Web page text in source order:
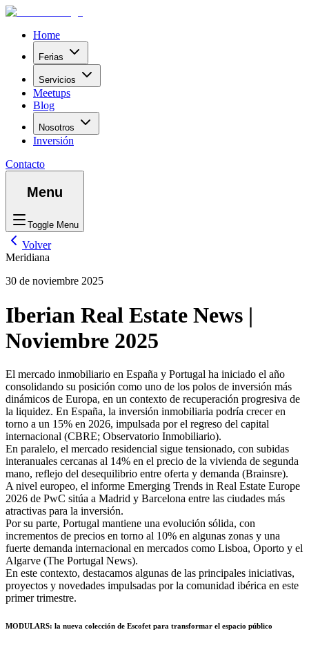
Home
Ferias
Servicios
Meetups
Blog
Nosotros
Inversión
Contacto
Menu
Toggle Menu
Volver
Meridiana
30 de noviembre 2025
Iberian Real Estate News |
Noviembre 2025
El mercado inmobiliario en España y Portugal ha iniciado el año
consolidando su posición como uno de los polos de inversión más
dinámicos de Europa, en un contexto de recuperación progresiva de
la liquidez. En España, la inversión inmobiliaria podría crecer en
torno a un 15% en 2026, impulsada por el regreso del capital
internacional (CBRE; Observatorio Inmobiliario).
En paralelo, el mercado residencial sigue tensionado, con subidas
interanuales cercanas al 14% en el precio de la vivienda de segunda
mano, reflejo del desequilibrio entre oferta y demanda (Brainsre).
A nivel europeo, el informe Emerging Trends in Real Estate Europe
2026 de PwC sitúa a Madrid y Barcelona entre las ciudades más
atractivas para la inversión.
Por su parte, Portugal mantiene una evolución sólida, con
incrementos de precios en torno al 10% en algunas zonas y una
fuerte demanda internacional en mercados como Lisboa, Oporto y el
Algarve (The Portugal News).
En este contexto, destacamos algunas de las principales iniciativas,
proyectos y novedades impulsadas por la comunidad ibérica en este
primer trimestre.
MODULARS: la nueva colección de Escofet para transformar el espacio público